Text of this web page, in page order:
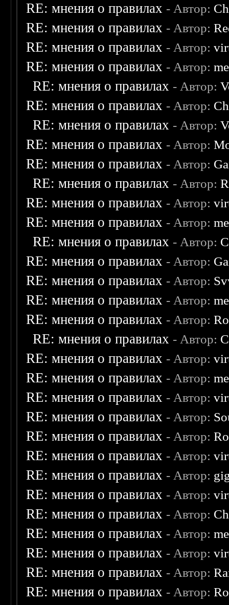
RE: мнения о правилах - Автор:
RE: мнения о правилах - Автор:
RE: мнения о правилах - Автор:
RE: мнения о правилах - Автор:
RE: мнения о правилах - Автор:
RE: мнения о правилах - Автор:
RE: мнения о правилах - Автор:
RE: мнения о правилах - Автор:
RE: мнения о правилах - Автор:
RE: мнения о правилах - Автор:
RE: мнения о правилах - Автор:
RE: мнения о правилах - Автор:
RE: мнения о правилах - Автор:
RE: мнения о правилах - Автор:
RE: мнения о правилах - Автор:
RE: мнения о правилах - Автор:
RE: мнения о правилах - Автор:
RE: мнения о правилах - Автор:
RE: мнения о правилах - Автор:
RE: мнения о правилах - Автор:
RE: мнения о правилах - Автор:
RE: мнения о правилах - Автор:
RE: мнения о правилах - Автор:
RE: мнения о правилах - Автор:
RE: мнения о правилах - Автор:
RE: мнения о правилах - Автор:
RE: мнения о правилах - Автор:
RE: мнения о правилах - Автор:
RE: мнения о правилах - Автор:
RE: мнения о правилах - Автор:
RE: мнения о правилах - Автор: